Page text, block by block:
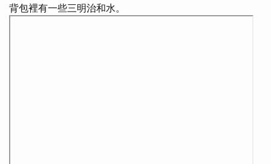
背包裡有一些三明治和水。